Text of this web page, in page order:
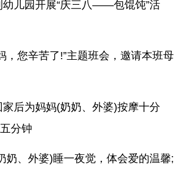
幼儿园开展“庆三八——包馄饨”活
，您辛苦了!”主题班会，邀请本班母
家后为妈妈(奶奶、外婆)按摩十分
分钟
奶、外婆)睡一夜觉，体会爱的温馨;